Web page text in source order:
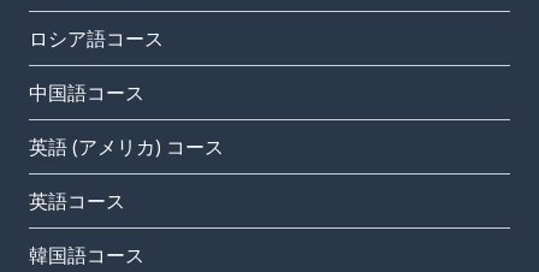
ロシア語コース
中国語コース
英語 (アメリカ) コース
英語コース
韓国語コース